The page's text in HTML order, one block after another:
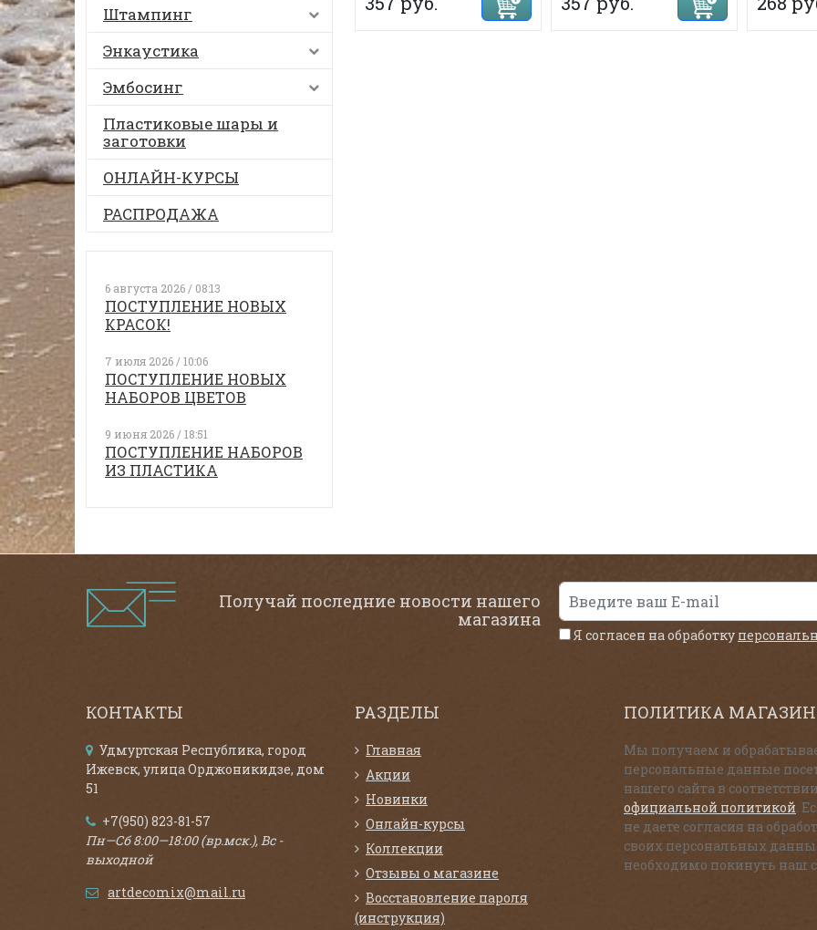
Штампинг
Энкаустика
Эмбосинг
Пластиковые шары и
заготовки
ОНЛАЙН-КУРСЫ
РАСПРОДАЖА
6 августа 2026 / 08:13
ПОСТУПЛЕНИЕ НОВЫХ
КРАСОК!
7 июля 2026 / 10:06
ПОСТУПЛЕНИЕ НОВЫХ
НАБОРОВ ЦВЕТОВ
9 июня 2026 / 18:51
ПОСТУПЛЕНИЕ НАБОРОВ
ИЗ ПЛАСТИКА
Получай последние новости нашего
магазина
Я согласен на обработку
КОНТАКТЫ
Удмуртская Республика, город
Ижевск, улица Орджоникидзе, дом
51
+7(950) 823-81-57
Пн—Сб 8:00—18:00 (вр.мск.), Вс -
выходной
artdecomix@mail.ru
РАЗДЕЛЫ
Главная
Акции
Новинки
Онлайн-курсы
Коллекции
Отзывы о магазине
Восстановление пароля
(инструкция)
ПОЛИТИКА
Мы получаем и
персональные данные
нашего сайта в
официальной политикой.
не даете согласия на
своих персональных
необходимо покинуть наш